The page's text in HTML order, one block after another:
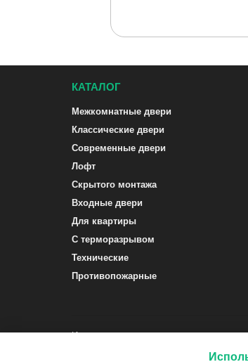
КАТАЛОГ
Межкомнатные двери
Классические двери
Современные двери
Лофт
Скрытого монтажа
Входные двери
Для квартиры
С терморазрывом
Технические
Противопожарные
Интернет-магазин межкомнатных и